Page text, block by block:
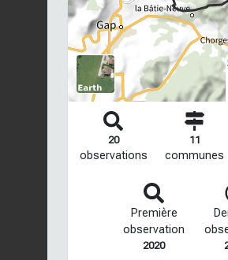
20
observations
11
communes
Première
observation
2020